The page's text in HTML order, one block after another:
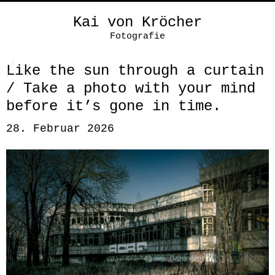
Kai von Kröcher
Fotografie
Like the sun through a curtain
/ Take a photo with your mind
before it’s gone in time.
28. Februar 2026